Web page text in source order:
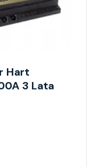
Hart
3 Lata